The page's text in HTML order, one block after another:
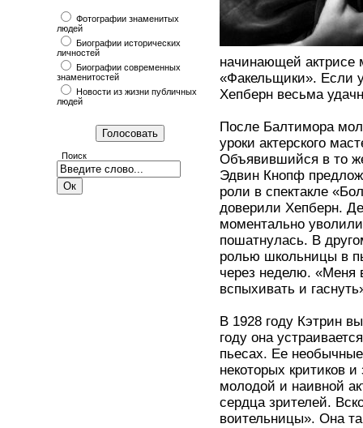
Фотографии знаменитых
людей
Биографии исторических
личностей
Биографии современных
знаменитостей
Новости из жизни публичных
людей
Поиск
начинающей актрисе
«Факельщики». Если
Хепберн весьма
После Балтимора
уроки актерского
Объявившийся в то
Эдвин Кнопф
роли в спектакле
доверили Хепберн.
моментально
пошатнулась. В
ролью школьницы в
через неделю. «Меня
вспыхивать и
В 1928 году Кэтрин
году она
пьесах. Ее
некоторых критиков
молодой и наивной
сердца зрителей.
воительницы». Она